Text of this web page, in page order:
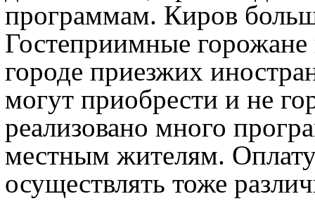
программам. Киров
Гостеприимные горожане
городе приезжих
могут приобрести и не
реализовано много
местным жителям.
осуществлять тоже